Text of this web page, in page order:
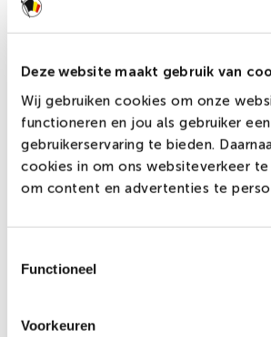
Deze website maakt gebruik van
Wij gebruiken cookies om onze
functioneren en jou als gebruiker
gebruikerservaring te bieden.
cookies in om ons websiteverkeer te
om content en advertenties te
Functioneel
Voorkeuren
Spandoek ECO
€ 26,00